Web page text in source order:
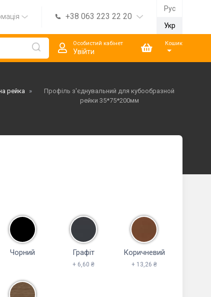
+38 063 223 22 20
Рус
Укр
Особистий кабінет
Увійти
Кошик
рейка »
Профіль з'єднувальний для кубообразной
рейки 35*75*200мм
Чорний Графіт
+ 6,60 ₴
Коричневий
+ 13,26 ₴